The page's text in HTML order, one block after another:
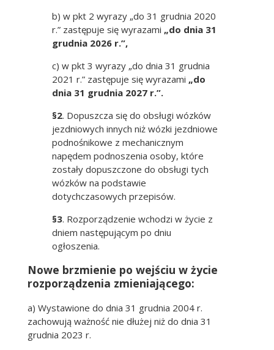
b) w pkt 2 wyrazy „do 31 grudnia 2020
r.” zastępuje się wyrazami „do dnia 31
grudnia 2026 r.”,
c) w pkt 3 wyrazy „do dnia 31 grudnia
2021 r.” zastępuje się wyrazami „do
dnia 31 grudnia 2027 r.”.
§2. Dopuszcza się do obsługi wózków
jezdniowych innych niż wózki jezdniowe
podnośnikowe z mechanicznym
napędem podnoszenia osoby, które
zostały dopuszczone do obsługi tych
wózków na podstawie
dotychczasowych przepisów.
§3. Rozporządzenie wchodzi w życie z
dniem następującym po dniu
ogłoszenia.
Nowe brzmienie po wejściu w życie
rozporządzenia zmieniającego:
a) Wystawione do dnia 31 grudnia 2004 r.
zachowują ważność nie dłużej niż do dnia 31
grudnia 2023 r.